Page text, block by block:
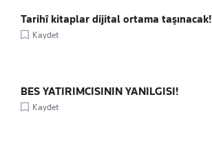
Tarihî kitaplar dijital ortama taşınacak!
Kaydet
BES YATIRIMCISININ YANILGISI!
Kaydet